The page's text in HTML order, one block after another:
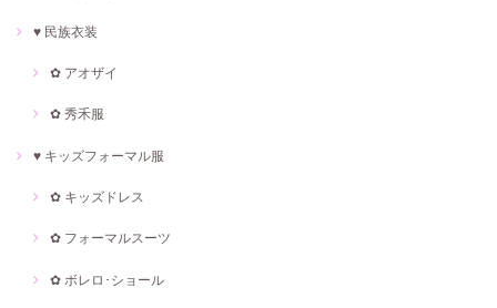
♥ 民族衣装
✿ アオザイ
✿ 秀禾服
♥ キッズフォーマル服
✿ キッズドレス
✿ フォーマルスーツ
✿ ボレロ･ショール